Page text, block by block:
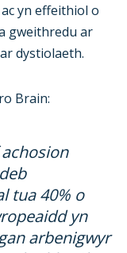
yn effeithiol o
gweithredu ar
dystiolaeth.
Brain:
tua 40% o
yn
arbenigwyr